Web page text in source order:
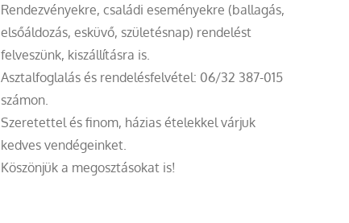
Rendezvényekre, családi eseményekre (ballagás,
elsőáldozás, esküvő, születésnap) rendelést
felveszünk, kiszállításra is.
Asztalfoglalás és rendelésfelvétel: 06/32 387-015
számon.
Szeretettel és finom, házias ételekkel várjuk
kedves vendégeinket.
Köszönjük a megosztásokat is!